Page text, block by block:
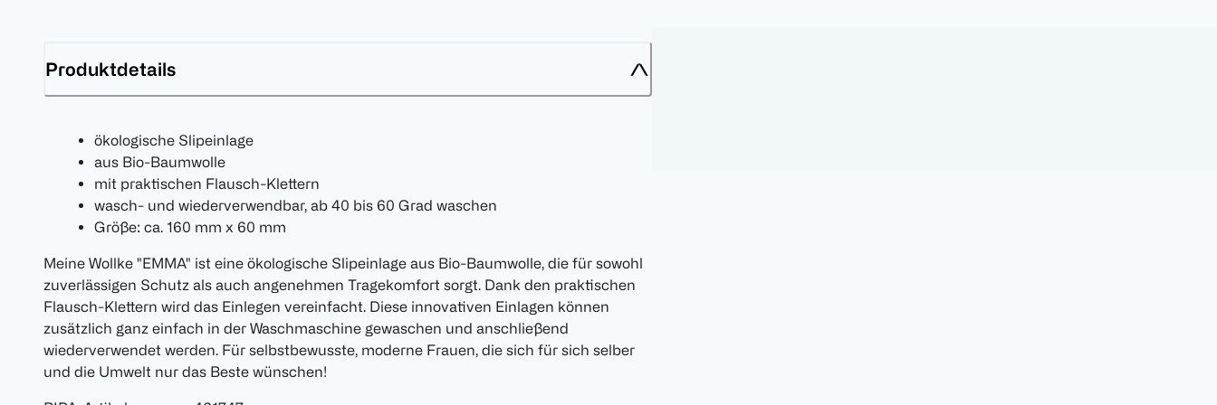
Produktdetails
ökologische Slipeinlage
aus Bio-Baumwolle
mit praktischen Flausch-Klettern
wasch- und wiederverwendbar, ab 40 bis 60 Grad waschen
Größe: ca. 160 mm x 60 mm
Meine Wollke "EMMA" ist eine ökologische Slipeinlage aus Bio-Baumwolle, die für sowohl
zuverlässigen Schutz als auch angenehmen Tragekomfort sorgt. Dank den praktischen
Flausch-Klettern wird das Einlegen vereinfacht. Diese innovativen Einlagen können
zusätzlich ganz einfach in der Waschmaschine gewaschen und anschließend
wiederverwendet werden. Für selbstbewusste, moderne Frauen, die sich für sich selber
und die Umwelt nur das Beste wünschen!